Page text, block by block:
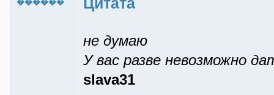
не думаю
У вас разве невозможно
slava31